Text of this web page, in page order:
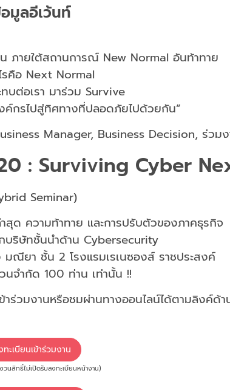
มูลอีเว้นท์
ภายใต้สถานการณ์ New Normal อันท้าทาย
รคือ Next Normal
บต่อเรา มาร่วม Survive
ค์กรไปสู่ทิศทางที่ปลอดภัยไปด้วยกัน”
Manager, Business Decision, ร่วม
: Surviving Cyber
Seminar)
สุด ความท้าทาย และการปรับตัวของภาคธุรกิจ
ริษัทชั้นนำด้าน Cybersecurity
ยา ชั้น 2 โรงแรมเรเนซองส์ ราชประสงค์
นจำกัด 100 ท่าน เท่านั้น !!
าร่วมงานหรือชมผ่านทางออนไลน์ได้ตามลิงค์ด้า
ะเบียนเข้าร่วมงาน
นสิทธิ์ไม่เปิดรับลงทะเบียนหน้างาน)